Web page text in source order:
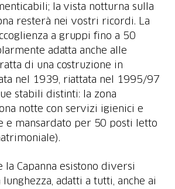
la vista notturna sulla
resterà nei vostri ricordi. La
a gruppi fino a 50
adatta anche alle
di una costruzione in
nel 1939, riattata nel 1995/97
stabili distinti: la zona
notte con servizi igienici e
e mansardato per 50 posti letto
la Capanna esistono diversi
adatti a tutti, anche ai